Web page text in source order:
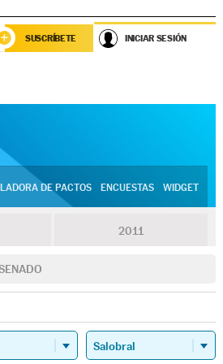
SUSCRÍBETE INICIAR SESIÓN
DE PACTOS ENCUESTAS WIDGET
2011